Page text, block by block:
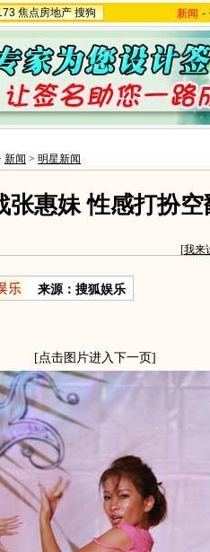
焦点房地产 搜狗 新闻 -
新闻 > 明星新闻
张惠妹 性感打扮
[我来
来源：搜狐娱乐
[点击图片进入下一页]